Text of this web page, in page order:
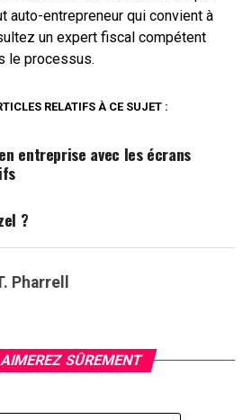
auto-entrepreneur qui convient à
un expert fiscal compétent
le processus.
RELATIFS À CE SUJET :
entreprise avec les écrans
?
Pharrell
SÛREMENT